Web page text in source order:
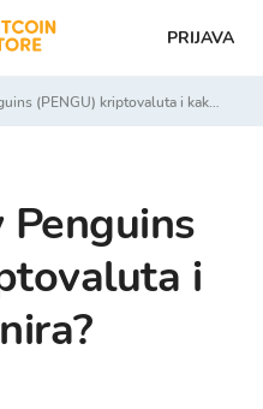
PRIJAVA
(PENGU) kriptovaluta i kako funkcionira?
i